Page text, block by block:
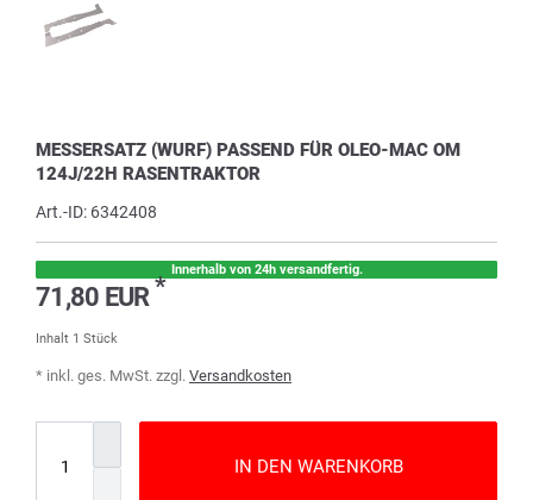
MESSERSATZ (WURF) PASSEND FÜR OLEO-MAC OM
124J/22H RASENTRAKTOR
Art.-ID: 6342408
Innerhalb von 24h versandfertig.
71,80 EUR*
Inhalt 1 Stück
* inkl. ges. MwSt. zzgl. Versandkosten
IN DEN WARENKORB